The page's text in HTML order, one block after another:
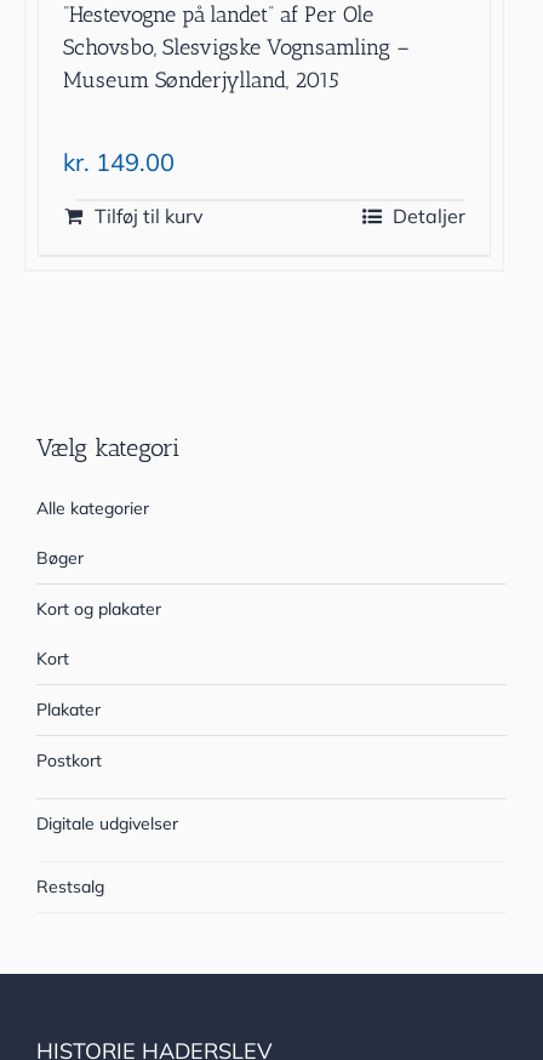
”Hestevogne på landet” af Per Ole
Schovsbo, Slesvigske Vognsamling –
Museum Sønderjylland, 2015
kr. 149.00
Tilføj til kurv Detaljer
Vælg kategori
Alle kategorier
Bøger
Kort og plakater
Kort
Plakater
Postkort
Digitale udgivelser
Restsalg
HISTORIE HADERSLEV